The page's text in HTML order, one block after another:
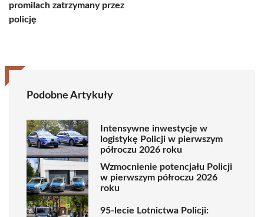
promilach zatrzymany przez
policję
Podobne Artykuły
Intensywne inwestycje w
logistykę Policji w pierwszym
półroczu 2026 roku
Wzmocnienie potencjału Policji
w pierwszym półroczu 2026
roku
95-lecie Lotnictwa Policji: